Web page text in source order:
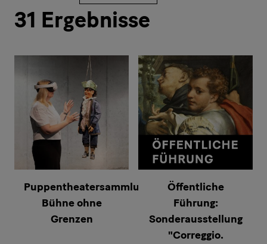
31 Ergebnisse
Puppentheatersammlung:
Bühne ohne
Grenzen
Öffentliche
Führung:
Sonderausstellung
"Correggio.